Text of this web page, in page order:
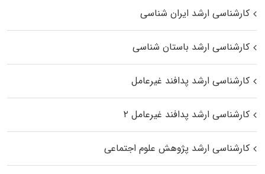
کارشناسی ارشد ایران شناسی
کارشناسی ارشد باستان شناسی
کارشناسی ارشد پدافند غیرعامل
کارشناسی ارشد پدافند غیرعامل ۲
کارشناسی ارشد پژوهش علوم اجتماعی